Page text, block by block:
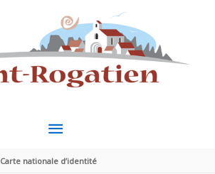
MENU
PRINCIPAL
Carte nationale d’identité